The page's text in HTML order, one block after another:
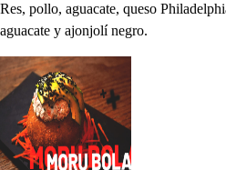
Res, pollo, aguacate, queso
aguacate y ajonjolí negro.